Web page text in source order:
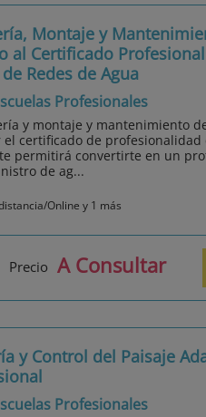
Montaje y
al Certificado
Redes de Agua
Profesionales
y montaje y mantenimiento
certificado de profesionalidad
te permitirá convertirte en un
de ag...
Online y 1 más
Precio A Consultar
y Control del Paisaje
Profesionales